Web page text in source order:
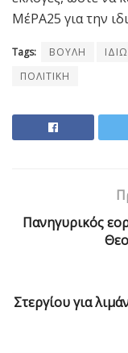
ΜέΡΑ25 για την
Tags: ΒΟΥΛΗ
ΠΟΛΙΤΙΚΗ
Πανηγυρικός
Στεργίου για